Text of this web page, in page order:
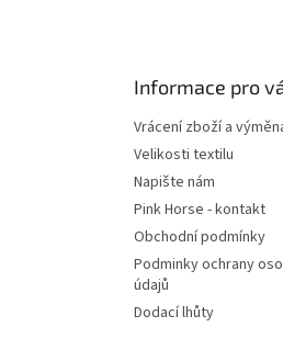
Informace pro
Vrácení zboží a
Velikosti textilu
Napište nám
Pink Horse - kontakt
Obchodní podmínky
Podminky ochrany
údajů
Dodací lhůty